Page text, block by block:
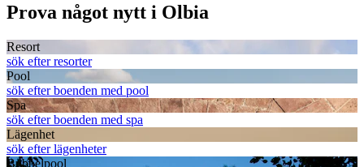
Prova något nytt i Olbia
Resort
sök efter resorter
Pool
sök efter boenden med pool
Spa
sök efter boenden med spa
Lägenhet
sök efter lägenheter
Bubbelpool